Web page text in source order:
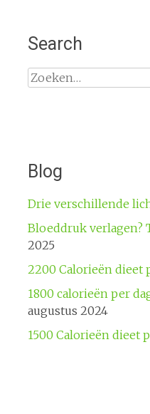
Search
Zoeken
naar:
Blog
Drie verschillende
Bloeddruk verlagen?
2025
2200 Calorieën dieet
1800 calorieën per
augustus 2024
1500 Calorieën dieet